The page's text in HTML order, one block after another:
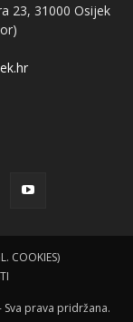
23, 31000 Osijek
COOKIES)
Sva prava pridržana.